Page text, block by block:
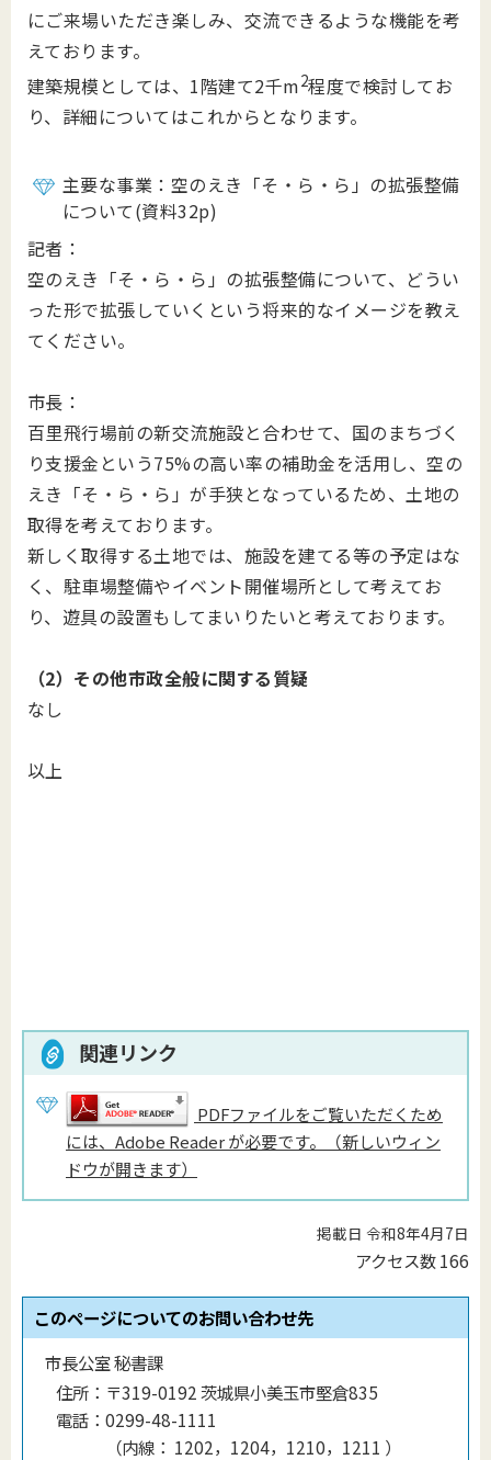
にご来場いただき楽しみ、交流できるような機能を考
えております。
建築規模としては、1階建て2千m2程度で検討してお
り、詳細についてはこれからとなります。
主要な事業：空のえき「そ・ら・ら」の拡張整備
について(資料32p)
記者：
空のえき「そ・ら・ら」の拡張整備について、どうい
った形で拡張していくという将来的なイメージを教え
てください。
市長：
百里飛行場前の新交流施設と合わせて、国のまちづく
り支援金という75%の高い率の補助金を活用し、空の
えき「そ・ら・ら」が手狭となっているため、土地の
取得を考えております。
新しく取得する土地では、施設を建てる等の予定はな
く、駐車場整備やイベント開催場所として考えてお
り、遊具の設置もしてまいりたいと考えております。
（2）その他市政全般に関する質疑
なし
以上
関連リンク
PDFファイルをご覧いただくため
には、Adobe Reader が必要です。（新しいウィン
ドウが開きます）
掲載日 令和8年4月7日
アクセス数166
このページについてのお問い合わせ先
市長公室 秘書課
住所： 〒319-0192 茨城県小美玉市堅倉835
電話： 0299-48-1111
（内線 ： 1202，1204，1210，1211 ）